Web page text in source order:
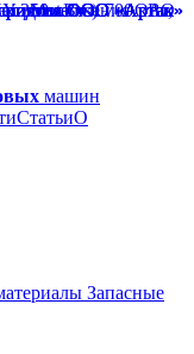
машин
СтатьиО
Запасные